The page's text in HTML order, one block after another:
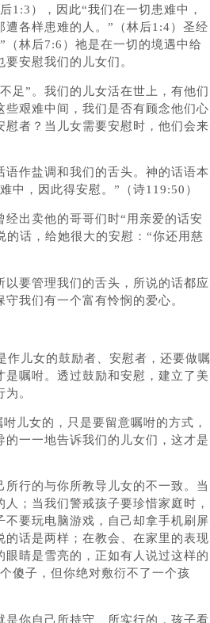
1:3），因此“我们在一切患难中，
各样患难的人。”（林后1:4）圣经
林后7:6）祂是在一切的境遇中给
安慰我们的儿女们。
足”。我们的儿女活在世上，有他们
艰难中间，我们是否有顾念他们心
者？当儿女需要安慰时，他们会来
作盐调和我们的舌头。神的话语本
中，因此得安慰。”（诗119:50）
出卖他的哥哥们时“用亲爱的话安
话，给她很大的安慰：“你还用慈
要管理我们的舌头，所说的话都应
我们有一个富有怜悯的爱心。
作儿女的鼓励者、安慰者，还要做嘱
嘱咐。透过鼓励和安慰，建立了美
。
儿女的，只是要留意嘱咐的方式，
一一地告诉我们的儿女们，这才是
行的与你所教导儿女的不一致。当
；当我们警戒孩子要珍惜家庭时，
要玩电脑游戏，自己却拿手机刷屏
话是两样；在教会、在家里的表现
睛是雪亮的，正如有人说过这样的
傻子，但你绝对敷衍不了一个孩
你自己所持守、所实行的，孩子看